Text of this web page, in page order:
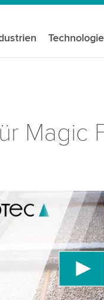
Technologie
Magic
Ihre
einen
der Daten über Ihre
Sie die Details
dieses Video